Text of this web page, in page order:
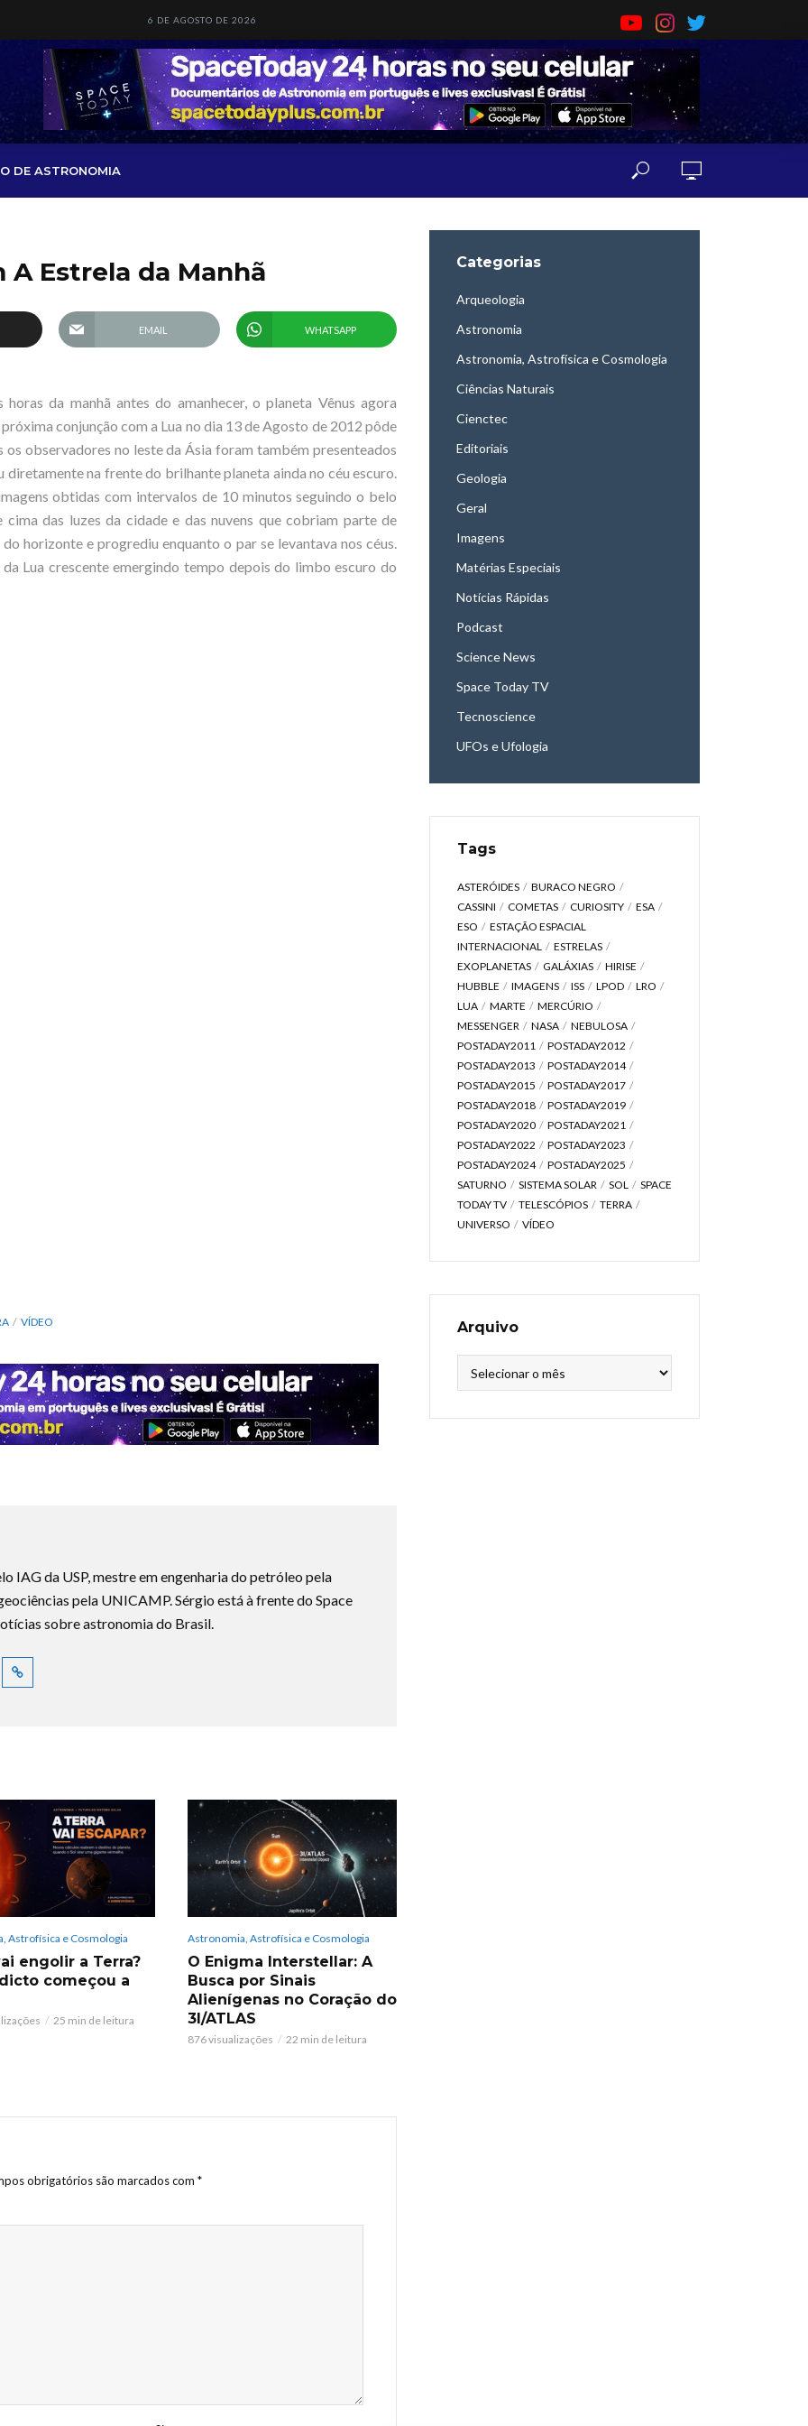
6 DE AGOSTO DE 2026
DE ASTRONOMIA
A Estrela da Manhã
EMAIL WHATSAPP
horas da manhã antes do amanhecer, o planeta Vênus agora
conjunção com a Lua no dia 13 de Agosto de 2012 pôde
observadores no leste da Ásia foram também presenteados
diretamente na frente do brilhante planeta ainda no céu escuro.
obtidas com intervalos de 10 minutos seguindo o belo
das luzes da cidade e das nuvens que cobriam parte de
horizonte e progrediu enquanto o par se levantava nos céus.
Lua crescente emergindo tempo depois do limbo escuro do
VÍDEO
IAG da USP, mestre em engenharia do petróleo pela
pela UNICAMP. Sérgio está à frente do Space
sobre astronomia do Brasil.
Astrofísica e Cosmologia
engolir a Terra?
começou a
25 min de leitura
Astronomia, Astrofísica e Cosmologia
O Enigma Interstellar: A
Busca por Sinais
Alienígenas no Coração do
3I/ATLAS
876 visualizações 22 min de leitura
obrigatórios são marcados com *
Categorias
Arqueologia
Astronomia
Astronomia, Astrofísica e Cosmologia
Ciências Naturais
Cienctec
Editoriais
Geologia
Geral
Imagens
Matérias Especiais
Notícias Rápidas
Podcast
Science News
Space Today TV
Tecnoscience
UFOs e Ufologia
Tags
ASTERÓIDES
BURACO NEGRO
CASSINI
COMETAS CURIOSITY
ESA
ESO
ESTAÇÃO ESPACIAL
INTERNACIONAL
ESTRELAS
EXOPLANETAS
GALÁXIAS
HIRISE
HUBBLE
IMAGENS ISS LPOD
LRO
LUA
MARTE
MERCÚRIO
MESSENGER
NASA
NEBULOSA
POSTADAY2011
POSTADAY2012
POSTADAY2013
POSTADAY2014
POSTADAY2015
POSTADAY2017
POSTADAY2018
POSTADAY2019
POSTADAY2020
POSTADAY2021
POSTADAY2022
POSTADAY2023
POSTADAY2024
POSTADAY2025
SATURNO
SISTEMA SOLAR SOL
SPACE
TODAY TV
TELESCÓPIOS
TERRA
UNIVERSO
VÍDEO
Arquivo